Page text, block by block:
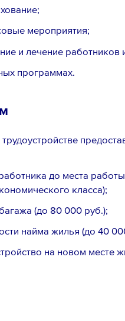
мероприятия;
и лечение работников
программах.
до места
класса);
(до 80 000 руб.);
найма жилья (до 40
на новом месте